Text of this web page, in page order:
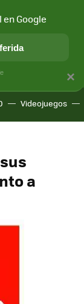
Videojuegos
a
×
Google